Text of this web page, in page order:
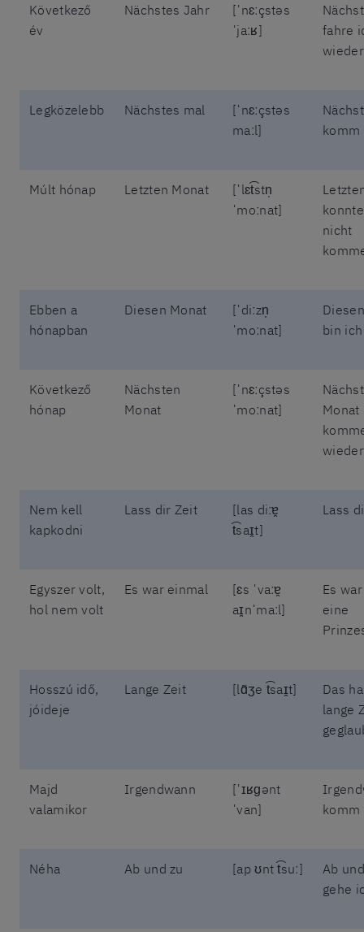
Következő
év
Nächstes Jahr
[ˈnɛːçstəs
ˈjaːʁ]
fahre
Legközelebb Nächstes mal
[ˈnɛːçstəs
maːl]
Múlt hónap Letzten Monat
[ˈlɛt͡stn̩
ˈmoːnat]
nicht
Ebben a
hónapban
Diesen Monat
[ˈdiːzn̩
ˈmoːnat]
bin
Következő
hónap
Nächsten
Monat
[ˈnɛːçstəs
ˈmoːnat]
Monat
Nem kell
kapkodni
Lass dir Zeit
[las diːɐ̯
t͡saɪ̯t]
Lass
Egyszer volt,
hol nem volt
Es war einmal
[ɛs ˈvaːɐ̯
aɪ̯nˈmaːl]
Es
eine
Hosszú idő,
jóideje
Lange Zeit [lɑ̃ʒe t͡saɪ̯t]
Das
lange
Majd
valamikor
Irgendwann
[ˈɪʁɡənt
ˈvan]
Néha Ab und zu [ap ʊnt t͡suː]
Ab
gehe